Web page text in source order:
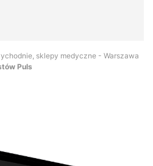
sklepy medyczne - Warszawa
Puls